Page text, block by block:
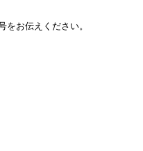
お伝えください。